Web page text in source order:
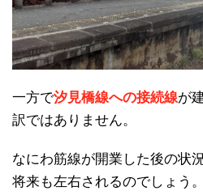
一方で汐見橋線への接続線が
訳ではありません。
なにわ筋線が開業した後の状
将来も左右されるのでしょう。